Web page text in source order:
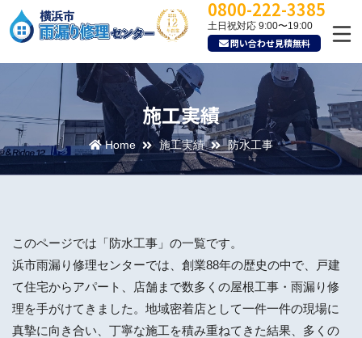
0800-222-3385
土日祝対応 9:00〜19:00
問い合わせ見積無料
施工実績
Home 施工実績 防水工事
このページでは「防水工事」の一覧です。
浜市雨漏り修理センターでは、創業88年の歴史の中で、戸建
て住宅からアパート、店舗まで数多くの屋根工事・雨漏り修
理を手がけてきました。地域密着店として一件一件の現場に
真摯に向き合い、丁寧な施工を積み重ねてきた結果、多くの